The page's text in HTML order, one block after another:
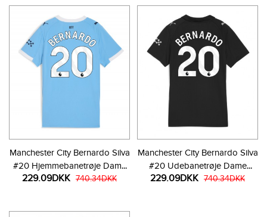
Manchester City Bernardo Silva
#20 Hjemmebanetrøje Dame
2025-26 Kortærmet
229.09DKK 740.34DKK
Manchester City Bernardo Silva
#20 Udebanetrøje Dame
2025-26 Kortærmet
229.09DKK 740.34DKK